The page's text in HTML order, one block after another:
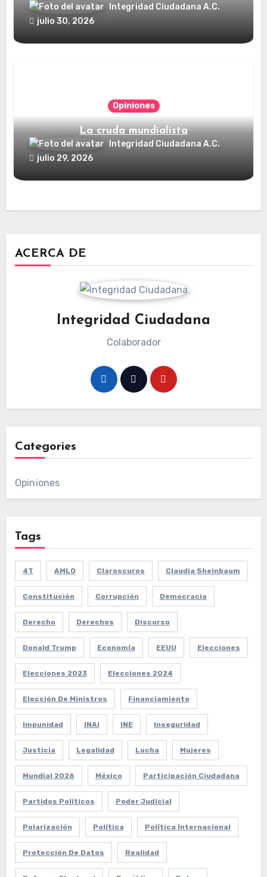
Integridad Ciudadana A.C.
julio 30, 2026
Opiniones
La cruda mundialista
Integridad Ciudadana A.C.
julio 29, 2026
ACERCA DE
Integridad Ciudadana
Colaborador
Categories
Opiniones
Tags
4T AMLO Claroscuros Claudia Sheinbaum
Constitución Corrupción Democracia
Derecho Derechos Discurso
Donald Trump Economía EEUU Elecciones
Elecciones 2023 Elecciones 2024
Elección De Ministros Financiamiento
Impunidad INAI INE Inseguridad
Justicia Legalidad Lucha Mujeres
Mundial 2026 México Participación Ciudadana
Partidos Políticos Poder Judicial
Polarización Política Política Internacional
Protección De Datos Realidad